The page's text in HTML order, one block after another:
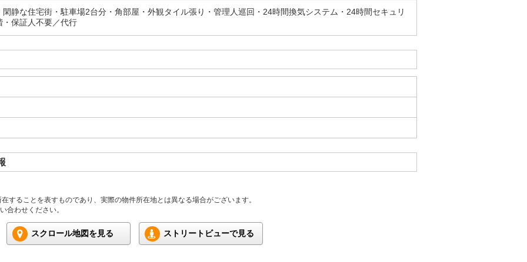
閑静な住宅街・駐車場2台分・角部屋・外観タイル張り・管理人巡回・24時間換気システム・24時間セキュリ
・保証人不要／代行
することを表すものであり、実際の物件所在地とは異なる場合がございます。
合わせください。
スクロール地図を見る ストリートビューで見る